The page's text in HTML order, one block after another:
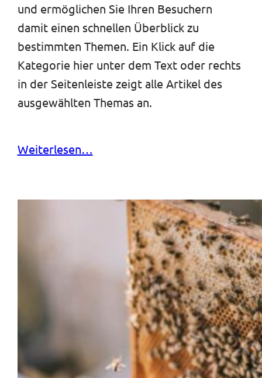
und ermöglichen Sie Ihren Besuchern
damit einen schnellen Überblick zu
bestimmten Themen. Ein Klick auf die
Kategorie hier unter dem Text oder rechts
in der Seitenleiste zeigt alle Artikel des
ausgewählten Themas an.
Weiterlesen…